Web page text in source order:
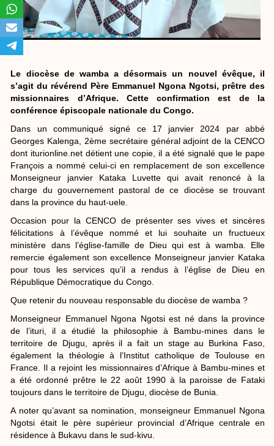
Le diocèse de wamba a désormais un nouvel évêque, il
s’agit du révérend Père Emmanuel Ngona Ngotsi, prêtre des
missionnaires d’Afrique. Cette confirmation est de la
conférence épiscopale nationale du Congo.
Dans un communiqué signé ce 17 janvier 2024 par abbé
Georges Kalenga, 2ème secrétaire général adjoint de la CENCO
dont iturionline.net détient une copie, il a été signalé que le pape
François a nommé celui-ci en remplacement de son excellence
Monseigneur janvier Kataka Luvette qui avait renoncé à la
charge du gouvernement pastoral de ce diocèse se trouvant
dans la province du haut-uele.
Occasion pour la CENCO de présenter ses vives et sincères
félicitations à l’évêque nommé et lui souhaite un fructueux
ministère dans l’église-famille de Dieu qui est à wamba. Elle
remercie également son excellence Monseigneur janvier Kataka
pour tous les services qu’il a rendus à l’église de Dieu en
République Démocratique du Congo.
Que retenir du nouveau responsable du diocèse de wamba ?
Monseigneur Emmanuel Ngona Ngotsi est né dans la province
de l’ituri, il a étudié la philosophie à Bambu-mines dans le
territoire de Djugu, après il a fait un stage au Burkina Faso,
également la théologie à l’Institut catholique de Toulouse en
France. Il a rejoint les missionnaires d’Afrique à Bambu-mines et
a été ordonné prêtre le 22 août 1990 à la paroisse de Fataki
toujours dans le territoire de Djugu, diocèse de Bunia.
A noter qu’avant sa nomination, monseigneur Emmanuel Ngona
Ngotsi était le père supérieur provincial d’Afrique centrale en
résidence à Bukavu dans le sud-kivu.